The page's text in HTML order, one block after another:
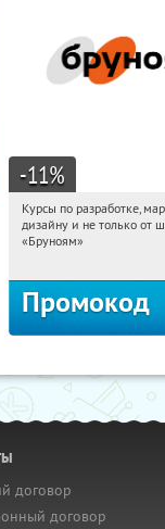
-11%
01:18:57
Россия
Курсы по разработке,
дизайну и не только от
«Бруноям»
Промокод
договор
договор